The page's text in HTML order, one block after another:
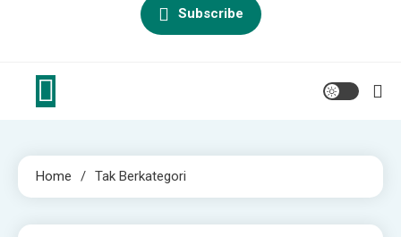
Subscribe
Home Tak Berkategori